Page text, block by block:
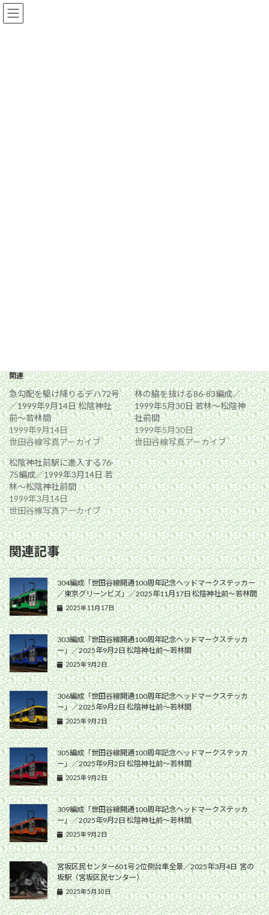
コ
ン
ナ
ビ
関連
急勾配を駆け降りるデハ72号
／1999年9月14日 松陰神社
前〜若林間
1999年9月14日
世田谷線写真アーカイブ
林の脇を抜ける86-83編成／
1999年5月30日 若林〜松陰神
社前間
1999年5月30日
世田谷線写真アーカイブ
松陰神社前駅に進入する76-
75編成／1999年3月14日 若
林〜松陰神社前間
1999年3月14日
世田谷線写真アーカイブ
関連記事
304編成「世田谷線開通100周年記念ヘッドマークステッカー
／東京グリーンビズ」／2025年11月17日 松陰神社前〜若林間
2025年11月17日
303編成「世田谷線開通100周年記念ヘッドマークステッカ
ー」／2025年9月2日 松陰神社前〜若林間
2025年9月2日
306編成「世田谷線開通100周年記念ヘッドマークステッカ
ー」／2025年9月2日 松陰神社前〜若林間
2025年9月2日
305編成「世田谷線開通100周年記念ヘッドマークステッカ
ー」／2025年9月2日 松陰神社前〜若林間
2025年9月2日
309編成「世田谷線開通100周年記念ヘッドマークステッカ
ー」／2025年9月2日 松陰神社前〜若林間
2025年9月2日
宮坂区民センター601号 2位側台車全景／2025年3月4日 宮の
坂駅（宮坂区民センター）
2025年5月10日